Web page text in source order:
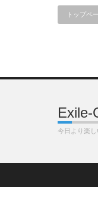
トップペ
Exile-
今日より楽し